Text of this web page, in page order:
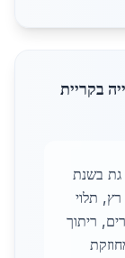
בקריית
גת בשנת
₪ למטר רץ, תלוי
ריתוך